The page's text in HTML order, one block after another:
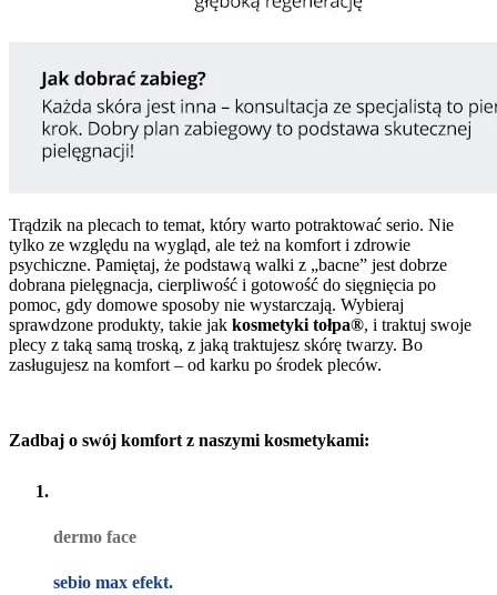
Trądzik na plecach to temat, który warto potraktować serio. Nie
tylko ze względu na wygląd, ale też na komfort i zdrowie
psychiczne. Pamiętaj, że podstawą walki z „bacne” jest dobrze
dobrana pielęgnacja, cierpliwość i gotowość do sięgnięcia po
pomoc, gdy domowe sposoby nie wystarczają. Wybieraj
sprawdzone produkty, takie jak kosmetyki tołpa®, i traktuj swoje
plecy z taką samą troską, z jaką traktujesz skórę twarzy. Bo
zasługujesz na komfort – od karku po środek pleców.
Zadbaj o swój komfort z naszymi kosmetykami:
dermo face
sebio max efekt.